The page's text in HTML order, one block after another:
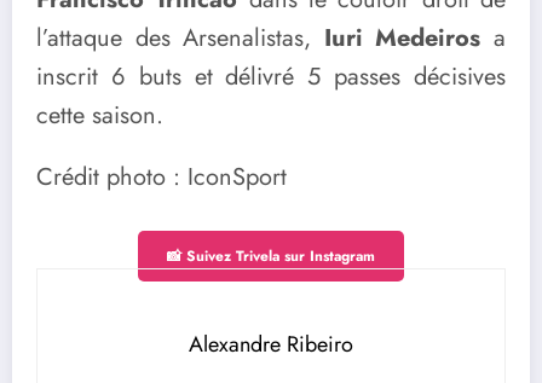
l’attaque des Arsenalistas, Iuri Medeiros a
inscrit 6 buts et délivré 5 passes décisives
cette saison.
Crédit photo : IconSport
📸 Suivez Trivela sur Instagram
Alexandre Ribeiro